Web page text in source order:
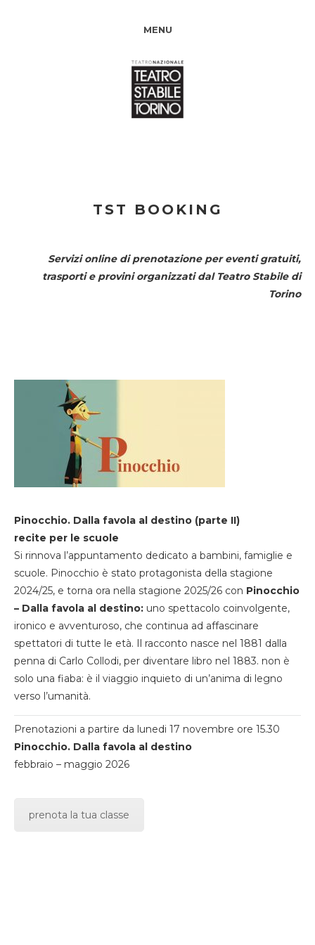
MENU
TST BOOKING
Servizi online di prenotazione per eventi gratuiti,
trasporti e provini organizzati dal Teatro Stabile di
Torino
Pinocchio. Dalla favola al destino (parte II)
recite per le scuole
Si rinnova l’appuntamento dedicato a bambini, famiglie e
scuole. Pinocchio è stato protagonista della stagione
2024/25, e torna ora nella stagione 2025/26 con Pinocchio
– Dalla favola al destino: uno spettacolo coinvolgente,
ironico e avventuroso, che continua ad affascinare
spettatori di tutte le età. Il racconto nasce nel 1881 dalla
penna di Carlo Collodi, per diventare libro nel 1883. non è
solo una fiaba: è il viaggio inquieto di un’anima di legno
verso l’umanità.
Prenotazioni a partire da lunedi 17 novembre ore 15.30
Pinocchio. Dalla favola al destino
febbraio – maggio 2026
prenota la tua classe